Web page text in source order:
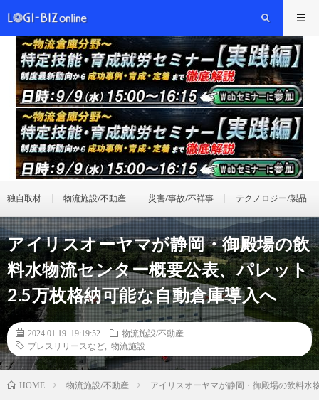
独自取材 物流施設/不動産 災害/事故/不祥事 テクノロジー/製品
アイリスオーヤマが静岡・御殿場の飲
料水物流センター概要公表、パレット
2.5万枚格納可能な自動倉庫導入へ
2024.01.19 19:19:52
物流施設/不動産
プレスリリースなど
物流施設
HOME 物流施設/不動産 アイリスオーヤマが静岡・御殿場の飲料水